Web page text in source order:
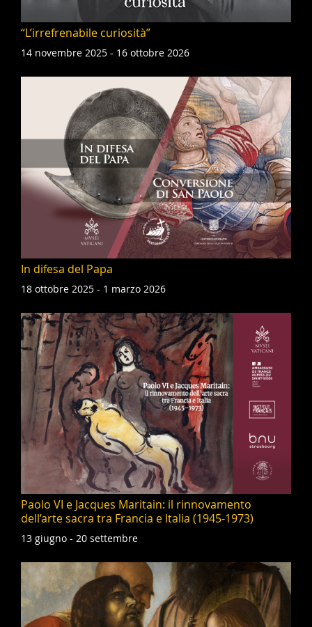
“L’irrefrenabile curiosità”
14 novembre 2025 - 16 ottobre 2026
In difesa del Papa
18 ottobre 2025 - 1 marzo 2026
Paolo VI e Jacques Maritain: il rinnovamento
dell’arte sacra tra Francia e Italia (1945-1973)
13 giugno - 20 settembre